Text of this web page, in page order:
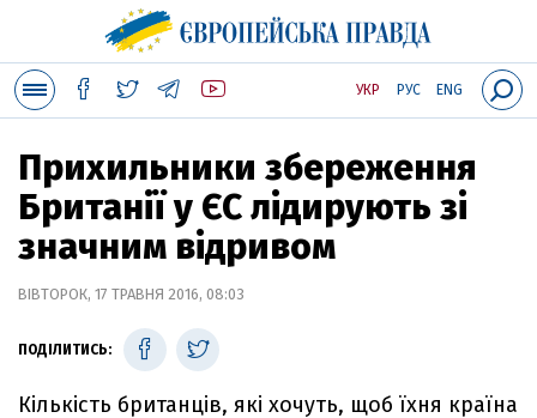
УКР РУС ENG
Прихильники збереження
Британії у ЄС лідирують зі
значним відривом
ВІВТОРОК, 17 ТРАВНЯ 2016, 08:03
ПОДІЛИТИСЬ:
Кількість британців, які хочуть, щоб їхня країна